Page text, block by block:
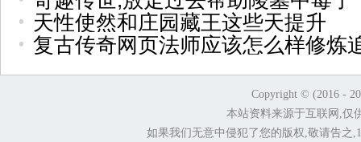
天性使然和庄园藏王这些天提升
复古传奇网页法师应该怎么样修炼
Copyright © (2016 -
本站资料来源于互联网,仅
如果我们无意中侵犯了您的版权,敬请告之